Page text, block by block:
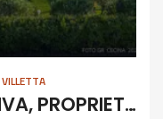
VILLETTA
22V – NOSTRA ESCLUSIVA, PROPRIETA’ INDIPENDENTE CON PISCINA